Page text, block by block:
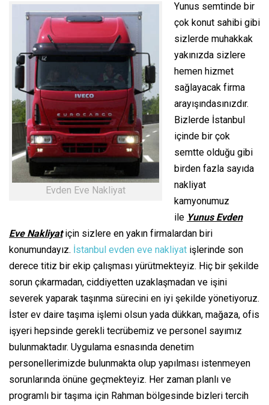
Evden Eve Nakliyat
Yunus semtinde bir
çok konut sahibi gibi
sizlerde muhakkak
yakınızda sizlere
hemen hizmet
sağlayacak firma
arayışındasınızdır.
Bizlerde İstanbul
içinde bir çok
semtte olduğu gibi
birden fazla sayıda
nakliyat
kamyonumuz
ile Yunus Evden
Eve Nakliyatiçin sizlere en yakın firmalardan biri
konumundayız. İstanbul evden eve nakliyat işlerinde son
derece titiz bir ekip çalışması yürütmekteyiz. Hiç bir şekilde
sorun çıkarmadan, ciddiyetten uzaklaşmadan ve işini
severek yaparak taşınma sürecini en iyi şekilde yönetiyoruz.
İster ev daire taşıma işlemi olsun yada dükkan, mağaza, ofis
işyeri hepsinde gerekli tecrübemiz ve personel sayımız
bulunmaktadır. Uygulama esnasında denetim
personellerimizde bulunmakta olup yapılması istenmeyen
sorunlarında önüne geçmekteyiz. Her zaman planlı ve
programlı bir taşıma için Rahman bölgesinde bizleri tercih